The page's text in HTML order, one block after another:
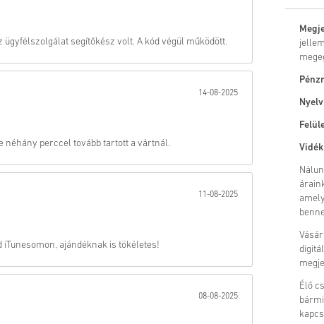
ügyfélszolgálat segítőkész volt. A kód végül működött.
14-08-2025
néhány perccel tovább tartott a vártnál.
11-08-2025
ajándéknak is tökéletes!
08-08-2025
Élő